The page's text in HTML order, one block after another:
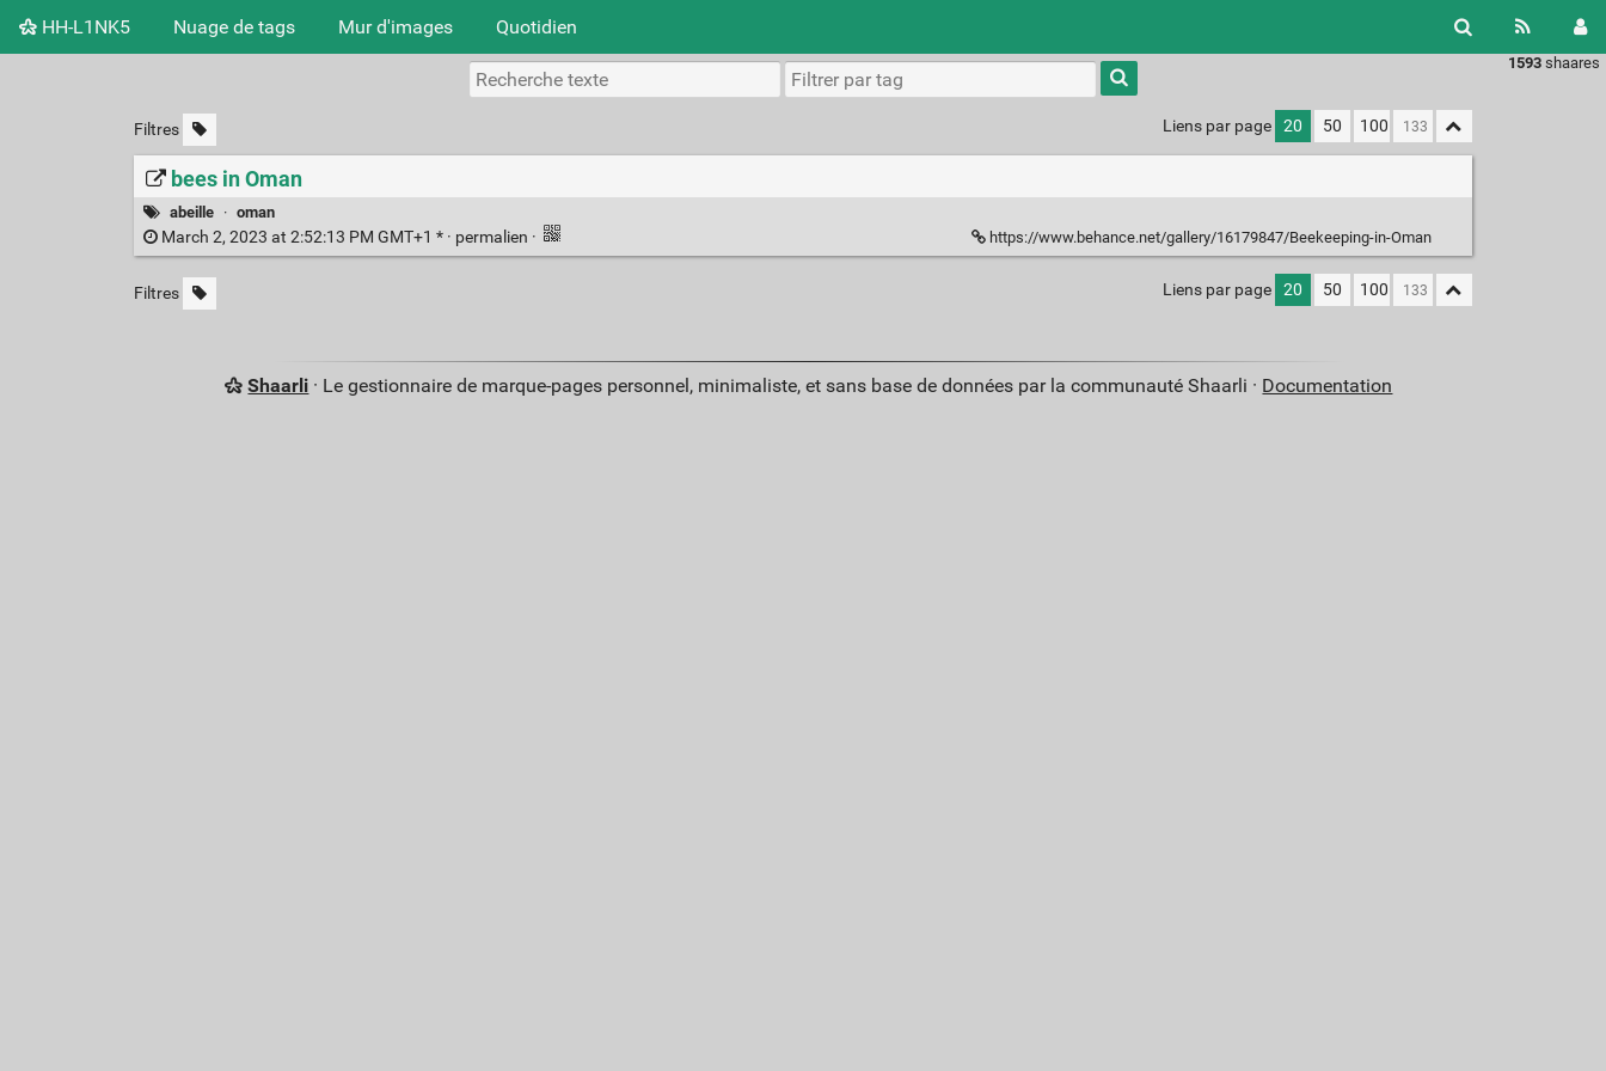
HH-L1NK5 Nuage de tags Mur d'images Quotidien
1593 shaares
Type 1 or
more
characters
results.
Filtres Liens par page 20 50 100
bees in Oman
abeille · oman
March 2, 2023 at 2:52:13 PM GMT+1 * · permalien · https://www.behance.net/gallery/16179847/Beekeeping-in-Oman
Filtres Liens par page 20 50 100
Shaarli · Le gestionnaire de marque-pages personnel, minimaliste, et sans base de données par la communauté Shaarli · Documentation